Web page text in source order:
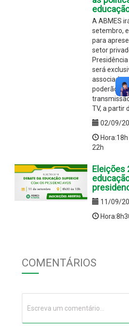
A ABMES
setembro,
para
setor
será
poderão
TV, a partir
02/09/
22h
Eleições
11/09/
COMENTÁRIOS